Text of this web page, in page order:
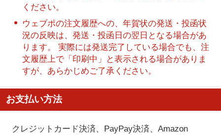
ください。
ウェブポの注文履歴への、年賀状の発送・投函状
況の反映は、発送・投函日の翌日となる場合があ
ります。 実際には発送完了している場合でも、注
文履歴上で「印刷中」と表示される場合がありま
すが、あらかじめご了承ください。
お支払い方法
クレジットカード決済、PayPay決済、Amazon